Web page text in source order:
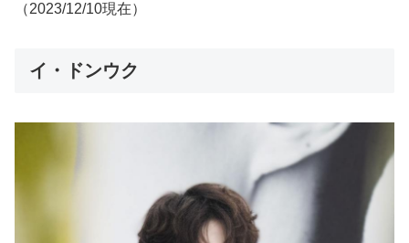
（2023/12/10現在）
イ・ドンウク